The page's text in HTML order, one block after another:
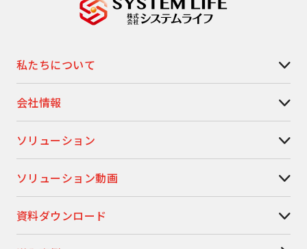
私たちについて
会社情報
ソリューション
ソリューション動画
資料ダウンロード